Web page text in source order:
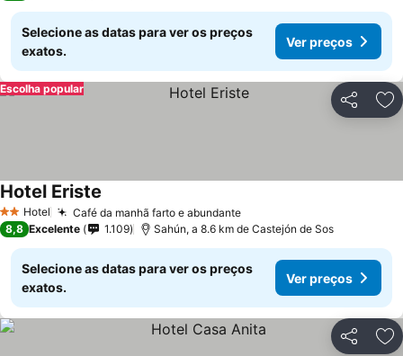
Selecione as datas para ver os preços
exatos.
Ver preços
Partilhar
Escolha popular
2 Estrelas
Hotel Café da manhã farto e abundanteVer preços
Hotel Eriste
8,8 Excelente 1.109 Sahún, a 8.6 km de Castejón de Sos
Selecione as datas para ver os preços
exatos.
Ver preços
Partilhar